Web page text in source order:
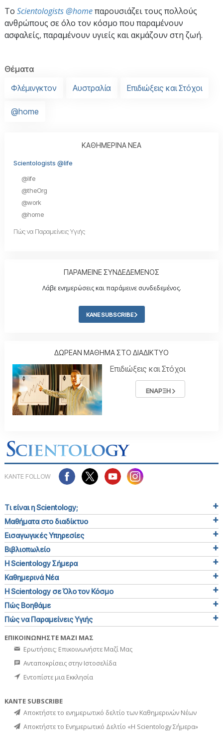
To Scientologists @homeπαρουσιάζει τους πολλούς
ανθρώπους σε όλο τον κόσμο που παραμένουν
ασφαλείς, παραμένουν υγιείς και ακμάζουν στη ζωή.
Θέματα
Φλέμινγκτον
Αυστραλία Επιδιώξεις και Στόχοι
@home
ΚΑΘΗΜΕΡΙΝΑ ΝΕΑ
Scientologists @life
@life
@theOrg
@work
@home
Πώς να Παραμείνεις Υγιής
ΠΑΡΑΜΕΙΝΕ ΣΥΝΔΕΔΕΜΕΝΟΣ
Λάβε ενημερώσεις και παράμεινε συνδεδεμένος.
ΚΑΝΕ SUBSCRIBE
ΔΩΡΕΑΝ ΜΑΘΗΜΑ ΣΤΟ ΔΙΑΔΙΚΤΥΟ
Επιδιώξεις και Στόχοι
ΕΝΑΡΞΗ
ΚΑΝΤΕ FOLLOW
Τι είναι η Scientology;
Μαθήματα στο διαδίκτυο
Εισαγωγικές Υπηρεσίες
Βιβλιοπωλείο
Η Scientology Σήμερα
Καθημερινά Νέα
Η Scientology σε Όλο τον Κόσμο
Πώς Βοηθάμε
Πώς να Παραμείνεις Υγιής
ΕΠΙΚΟΙΝΩΝΗΣΤΕ ΜΑΖΙ ΜΑΣ
Ερωτήσεις; Επικοινωνήστε Μαζί Μας
Ανταποκρίσεις στην Ιστοσελίδα
Εντοπίστε μια Εκκλησία
ΚΑΝΤΕ SUBSCRIBE
Αποκτήστε το ενημερωτικό δελτίο των Καθημερινών Νέων
Αποκτήστε το Ενημερωτικό Δελτίο «Η Scientology Σήμερα»